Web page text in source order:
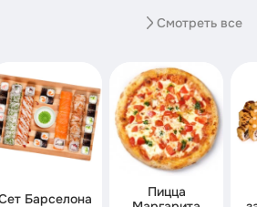
Смотреть все
Барселона
Пицца